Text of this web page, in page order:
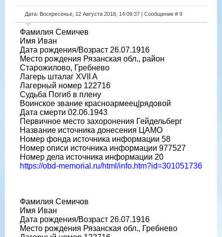
Дата: Воскресенье, 12 Августа 2018, 14:09:37 | Сообщение # 9
Фамилия Семичев
Имя Иван
Дата рождения/Возраст 26.07.1916
Место рождения Рязанская обл., район
Старожилово, Гребнево
Лагерь шталаг XVII A
Лагерный номер 122716
Судьба Погиб в плену
Воинское звание красноармеец|рядовой
Дата смерти 02.06.1943
Первичное место захоронения Гейдельберг
Название источника донесения ЦАМО
Номер фонда источника информации 58
Номер описи источника информации 977527
Номер дела источника информации 20
https://obd-memorial.ru/html/info.htm?id=301051736
Фамилия Семичов
Имя Иван
Дата рождения/Возраст 26.07.1916
Место рождения Рязанская обл., Гребнево